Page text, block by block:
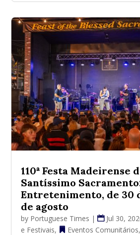
110ª Festa Madeirense
Santíssimo
Entretenimento, de 30
de agosto
by Portuguese Times | Jul 30,
e Festivais, Eventos Comunitários,